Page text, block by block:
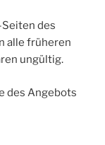
des
alle früheren
ungültig.
des Angebots